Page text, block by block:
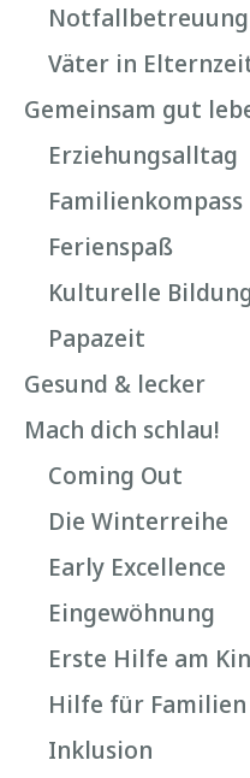
Notfallbetreuung
Väter in
Gemeinsam gut
Erziehungsalltag
Familienkompass
Ferienspaß
Kulturelle
Papazeit
Gesund & lecker
Mach dich schlau!
Coming Out
Die Winterreihe
Early Excellence
Eingewöhnung
Erste Hilfe am
Hilfe für
Inklusion